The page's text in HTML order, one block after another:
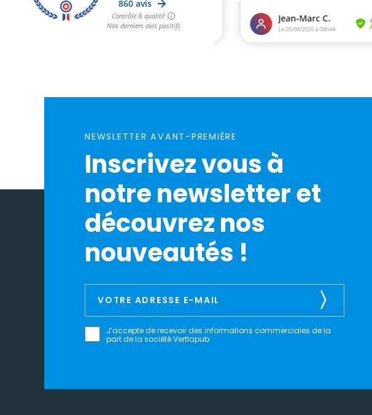
NEWSLETTER AVANT-PREMIÈRE
Inscrivez vous à
notre newsletter et
découvrez nos
nouveautés !
J’accepte de recevoir des informations commerciales de la
part de la société Vertlapub